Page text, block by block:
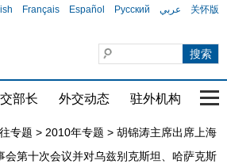
Français Español Русский عربي 关怀版
部长 外交动态 驻外机构 国
专题 > 2010年专题 > 胡锦涛主席出席上海
会第十次会议并对乌兹别克斯坦、哈萨克斯